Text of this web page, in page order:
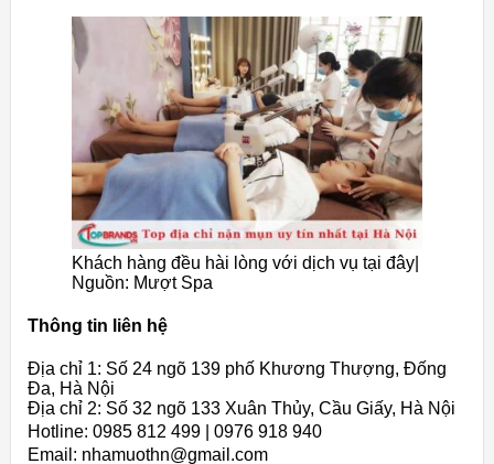
Khách hàng đều hài lòng với dịch vụ tại đây|
Nguồn: Mượt Spa
Thông tin liên hệ
Địa chỉ 1: Số 24 ngõ 139 phố Khương Thượng, Đống
Đa, Hà Nội
Địa chỉ 2: Số 32 ngõ 133 Xuân Thủy, Cầu Giấy, Hà Nội
Hotline: 0985 812 499 | 0976 918 940
Email: nhamuothn@gmail.com